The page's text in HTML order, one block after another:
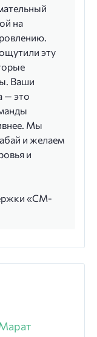
на
эту
Ваши
— это
Мы
и желаем
и
«СМ-